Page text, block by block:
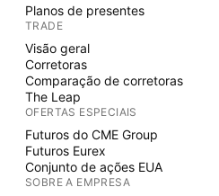
Planos de presentes
TRADE
Visão geral
Corretoras
Comparação de corretoras
The Leap
OFERTAS ESPECIAIS
Futuros do CME Group
Futuros Eurex
Conjunto de ações EUA
SOBRE A EMPRESA